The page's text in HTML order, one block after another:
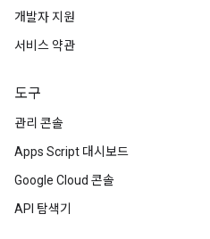
개발자 지원
서비스 약관
도구
관리 콘솔
Apps Script 대시보드
Google Cloud 콘솔
API 탐색기